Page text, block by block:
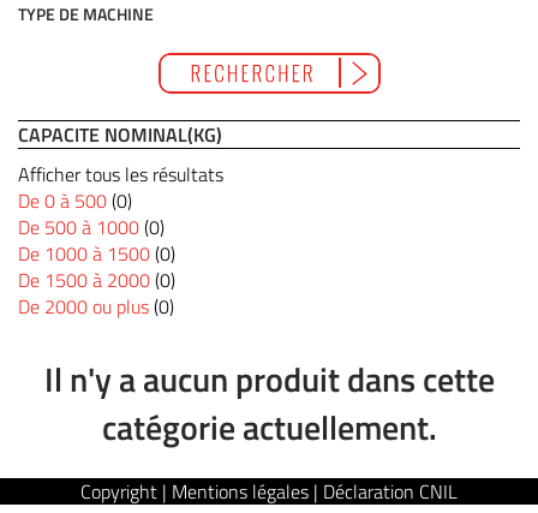
TYPE DE MACHINE
CAPACITE NOMINAL(KG)
Afficher tous les résultats
De 0 à 500(0)
De 500 à 1000(0)
De 1000 à 1500(0)
De 1500 à 2000(0)
De 2000 ou plus(0)
Il n'y a aucun produit dans cette
catégorie actuellement.
Copyright | Mentions légales | Déclaration CNIL